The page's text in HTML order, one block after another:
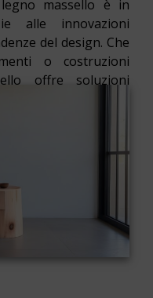
massello è in
alle innovazioni
del design. Che
o costruzioni
offre soluzioni
il legno massello
eccellente per chi